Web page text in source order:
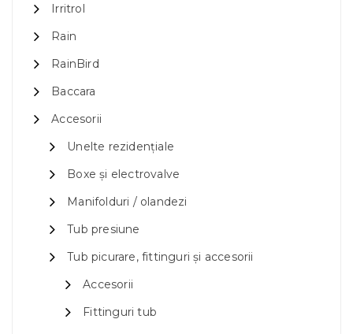
Irritrol
Rain
RainBird
Baccara
Accesorii
Unelte rezidențiale
Boxe și electrovalve
Manifolduri / olandezi
Tub presiune
Tub picurare, fittinguri și accesorii
Accesorii
Fittinguri tub